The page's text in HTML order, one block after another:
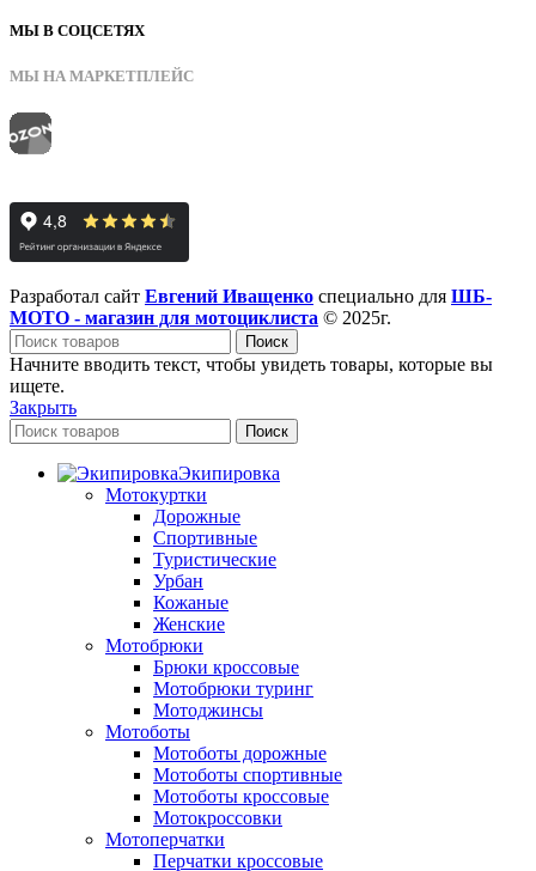
МЫ В СОЦСЕТЯХ
МЫ НА МАРКЕТПЛЕЙС
Разработал сайт Евгений Иващенко специально для ШБ-
МОТО - магазин для мотоциклиста © 2025г.
Поиск
Начните вводить текст, чтобы увидеть товары, которые вы
ищете.
Закрыть
Поиск
Экипировка
Мотокуртки
Дорожные
Спортивные
Туристические
Урбан
Кожаные
Женские
Мотобрюки
Брюки кроссовые
Мотобрюки туринг
Мотоджинсы
Мотоботы
Мотоботы дорожные
Мотоботы спортивные
Мотоботы кроссовые
Мотокроссовки
Мотоперчатки
Перчатки кроссовые